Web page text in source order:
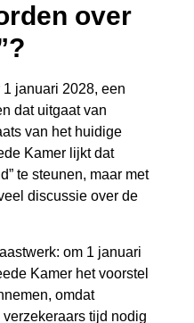
over
januari 2028, een
dat uitgaat van
van het huidige
Kamer lijkt dat
te steunen, maar met
discussie over de
om 1 januari
Kamer het voorstel
omdat
tijd nodig